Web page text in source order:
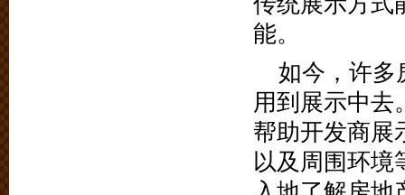
能。
如今，许多
用到展示中去
帮助开发商展
以及周围环境